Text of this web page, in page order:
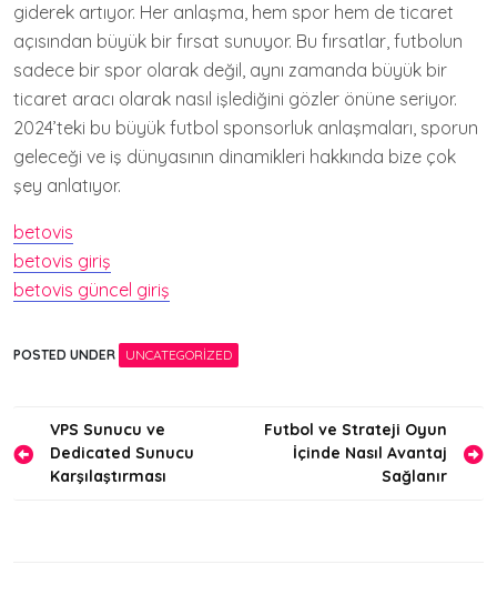
giderek artıyor. Her anlaşma, hem spor hem de ticaret
açısından büyük bir fırsat sunuyor. Bu fırsatlar, futbolun
sadece bir spor olarak değil, aynı zamanda büyük bir
ticaret aracı olarak nasıl işlediğini gözler önüne seriyor.
2024’teki bu büyük futbol sponsorluk anlaşmaları, sporun
geleceği ve iş dünyasının dinamikleri hakkında bize çok
şey anlatıyor.
betovis
betovis giriş
betovis güncel giriş
POSTED UNDER UNCATEGORIZED
Yazı
gezinmesi
VPS Sunucu ve
Dedicated Sunucu
Karşılaştırması
Futbol ve Strateji Oyun
İçinde Nasıl Avantaj
Sağlanır